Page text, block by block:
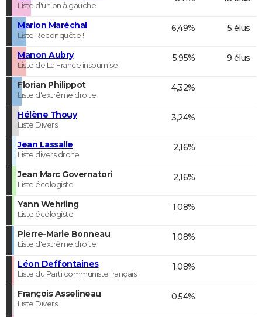
Liste d'union à gauche
Marion Maréchal
Liste Reconquête !
6,49% 5 élus
Manon Aubry
Liste de La France insoumise
5,95% 9 élus
Florian Philippot
Liste d'extrême droite
4,32%
Hélène Thouy
Liste Divers
3,24%
Jean Lassalle
Liste divers droite
2,16%
Jean Marc Governatori
Liste écologiste
2,16%
Yann Wehrling
Liste écologiste
1,08%
Pierre-Marie Bonneau
Liste d'extrême droite
1,08%
Léon Deffontaines
Liste du Parti communiste français
1,08%
François Asselineau
Liste Divers
0,54%